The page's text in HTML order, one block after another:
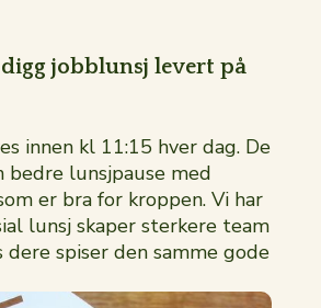
jobblunsj levert på
innen kl 11:15 hver dag. De
bedre lunsjpause med
er bra for kroppen. Vi har
lunsj skaper sterkere team
dere spiser den samme gode